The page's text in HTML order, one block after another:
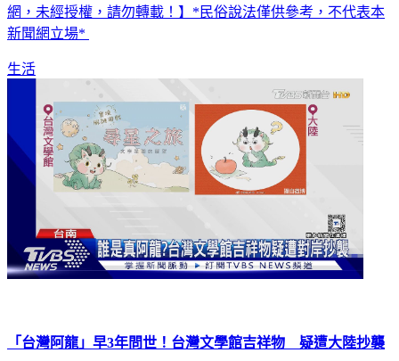
網，未經授權，請勿轉載！】*民俗說法僅供參考，不代表本
新聞網立場*
生活
「台灣阿龍」早3年問世！台灣文學館吉祥物 疑遭大陸抄襲